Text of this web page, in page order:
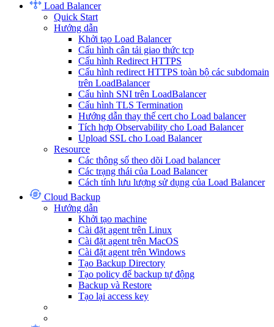
Load Balancer
Quick Start
Hướng dẫn
Khởi tạo Load Balancer
Cấu hình cân tải giao thức tcp
Cấu hình Redirect HTTPS
Cấu hình redirect HTTPS toàn bộ các subdomain
trên LoadBalancer
Cấu hình SNI trên LoadBalancer
Cấu hình TLS Termination
Hướng dẫn thay thế cert cho Load balancer
Tích hợp Observability cho Load Balancer
Upload SSL cho Load Balancer
Resource
Các thông số theo dõi Load balancer
Các trạng thái của Load Balancer
Cách tính lưu lượng sử dụng của Load Balancer
Cloud Backup
Hướng dẫn
Khởi tạo machine
Cài đặt agent trên Linux
Cài đặt agent trên MacOS
Cài đặt agent trên Windows
Tạo Backup Directory
Tạo policy để backup tự động
Backup và Restore
Tạo lại access key